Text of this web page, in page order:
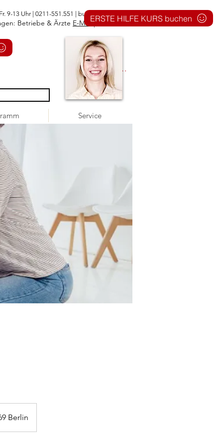
ERSTE HILFE KURS buchen
9-13 Uhr | 0211-551.551 | buero@1aid.de
Betriebe & Ärzte E-Mail| Telefon
Anmelden
Service
Berlin